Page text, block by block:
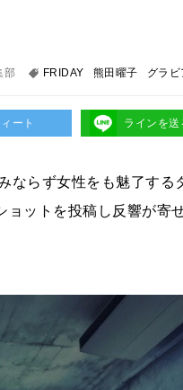
部 FRIDAY 熊田曜子 グラビ
ート ラインを送
ならず女性をも魅了する
ットを投稿し反響が寄